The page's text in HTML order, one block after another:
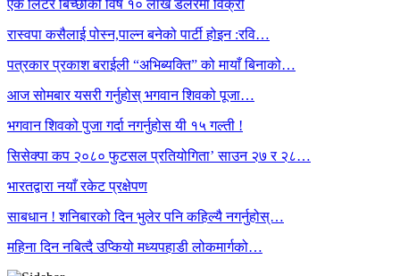
एक लिटर बिच्छीको विष १० लाख डलरमा विक्री
रास्वपा कसैलाई पोस्न,पाल्न बनेको पार्टी होइन :रवि…
पत्रकार प्रकाश बराईली “अभिब्यक्ति” को मायाँ बिनाको…
आज सोमबार यसरी गर्नुहोस् भगवान शिवको पूजा…
भगवान शिवको पुजा गर्दा नगर्नुहोस यी १५ गल्ती !
सिसेक्पा कप २०८० फुटसल प्रतियोगिता’ साउन २७ र २८…
भारतद्वारा नयाँ रकेट प्रक्षेपण
साबधान ! शनिबारको दिन भुलेर पनि कहिल्यै नगर्नुहोस्…
महिना दिन नबित्दै उप्कियो मध्यपहाडी लोकमार्गको…